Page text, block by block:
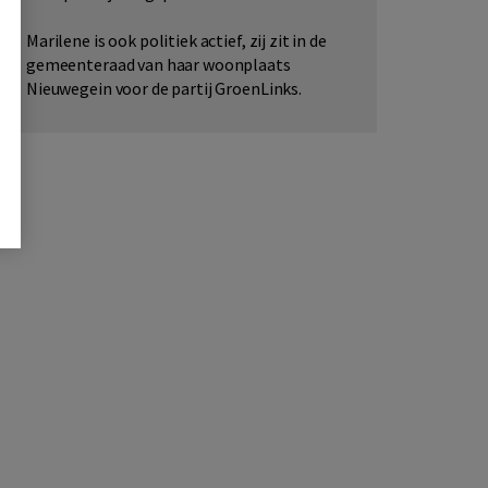
Marilene is ook politiek actief, zij zit in de
gemeenteraad van haar woonplaats
Nieuwegein voor de partij GroenLinks.